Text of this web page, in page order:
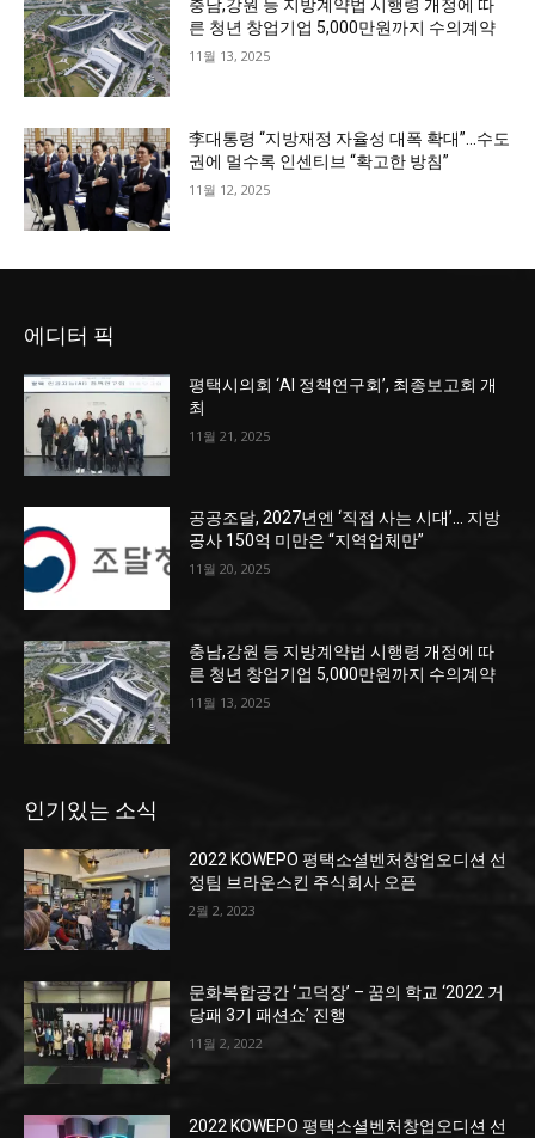
충남,강원 등 지방계약법 시행령 개정에 따
른 청년 창업기업 5,000만원까지 수의계약
11월 13, 2025
李대통령 “지방재정 자율성 대폭 확대”…수도
권에 멀수록 인센티브 “확고한 방침”
11월 12, 2025
에디터 픽
평택시의회 ‘AI 정책연구회’, 최종보고회 개
최
11월 21, 2025
공공조달, 2027년엔 ‘직접 사는 시대’… 지방
공사 150억 미만은 “지역업체만”
11월 20, 2025
충남,강원 등 지방계약법 시행령 개정에 따
른 청년 창업기업 5,000만원까지 수의계약
11월 13, 2025
인기있는 소식
2022 KOWEPO 평택소셜벤처창업오디션 선
정팀 브라운스킨 주식회사 오픈
2월 2, 2023
문화복합공간 ‘고덕장’ – 꿈의 학교 ‘2022 거
당패 3기 패션쇼’ 진행
11월 2, 2022
2022 KOWEPO 평택소셜벤처창업오디션 선